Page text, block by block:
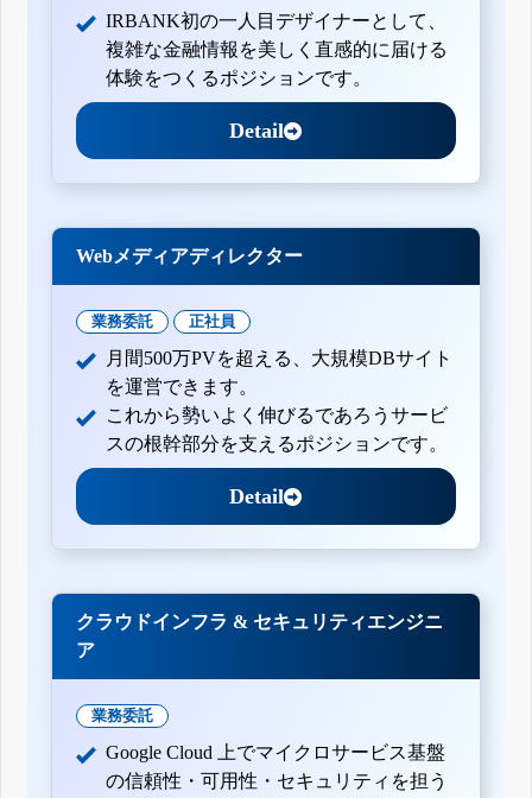
IRBANK初の一人目デザイナーとして、
複雑な金融情報を美しく直感的に届ける
体験をつくるポジションです。
Detail
Webメディアディレクター
業務委託 正社員
月間500万PVを超える、大規模DBサイト
を運営できます。
これから勢いよく伸びるであろうサービ
スの根幹部分を支えるポジションです。
Detail
クラウドインフラ & セキュリティエンジニ
ア
業務委託
Google Cloud 上でマイクロサービス基盤
の信頼性・可用性・セキュリティを担う